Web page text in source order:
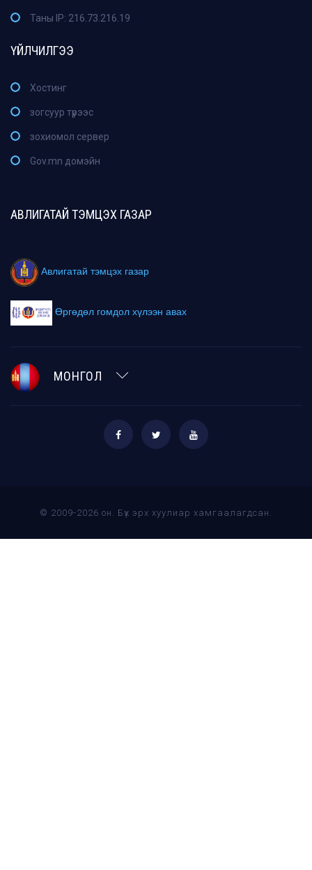
Таны IP: 216.73.216.19
ҮЙЛЧИЛГЭЭ
Хостинг
зогсуур түрээс
зохиомол сервер
Gov.mn домэйн
АВЛИГАТАЙ ТЭМЦЭХ ГАЗАР
Авлигатай тэмцэх газар
Өргөдөл гомдол хүлээн авах
МОНГОЛ
© 2009-2026 он. Бүх эрх хуулиар хамгаалагдсан.